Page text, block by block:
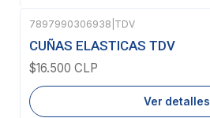
Agotado
7897990306938 TDV
CUÑAS ELASTICAS TDV
$16.500 CLP
Ver detalles